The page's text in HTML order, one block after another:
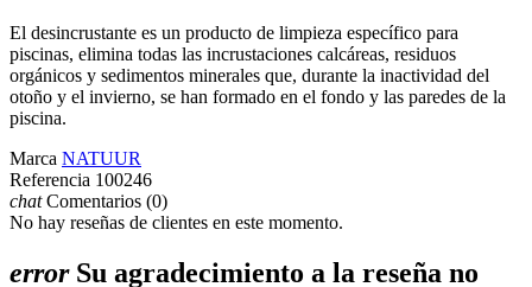
El desincrustante es un producto de limpieza específico para
piscinas, elimina todas las incrustaciones calcáreas, residuos
orgánicos y sedimentos minerales que, durante la inactividad del
otoño y el invierno, se han formado en el fondo y las paredes de la
piscina.
Marca NATUUR
Referencia 100246
chatComentarios (0)
No hay reseñas de clientes en este momento.
errorSu agradecimiento a la reseña no